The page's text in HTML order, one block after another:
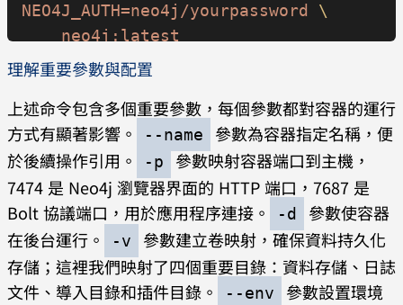
NEO4J_AUTH=neo4j/yourpassword
\
    neo4j:latest
理解重要參數與配置
上述命令包含多個重要參數，每個參數都對容器的運行
方式有顯著影響。
--name
參數為容器指定名稱，便
於後續操作引用。
-p
參數映射容器端口到主機，
7474 是 Neo4j 瀏覽器界面的 HTTP 端口，7687 是
Bolt 協議端口，用於應用程序連接。
-d
參數使容器
在後台運行。
-v
參數建立卷映射，確保資料持久化
存儲；這裡我們映射了四個重要目錄：資料存儲、日誌
文件、導入目錄和插件目錄。
--env
參數設置環境